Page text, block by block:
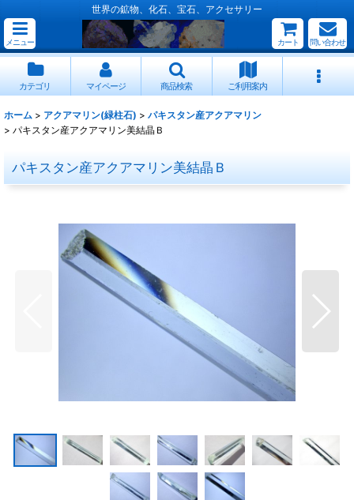
世界の鉱物、化石、宝石、アクセサリー
メニュー カート 問い合わせ
カテゴリ マイページ 商品検索 ご利用案内
ホーム > アクアマリン(緑柱石) > パキスタン産アクアマリン
> パキスタン産アクアマリン美結晶Ｂ
パキスタン産アクアマリン美結晶Ｂ